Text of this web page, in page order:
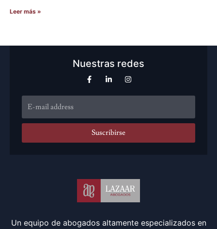
Leer más »
Nuestras redes
Suscribirse
Un equipo de abogados altamente especializados en